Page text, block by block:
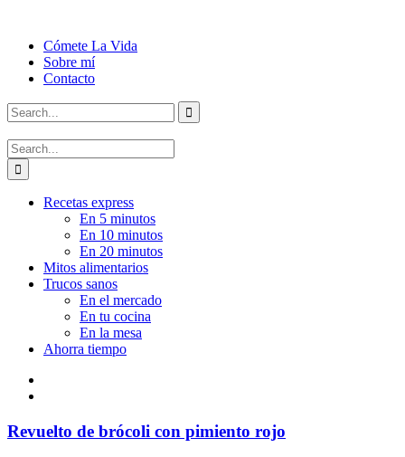
Cómete La Vida
Sobre mí
Contacto
Recetas express
En 5 minutos
En 10 minutos
En 20 minutos
Mitos alimentarios
Trucos sanos
En el mercado
En tu cocina
En la mesa
Ahorra tiempo
Revuelto de brócoli con pimiento rojo